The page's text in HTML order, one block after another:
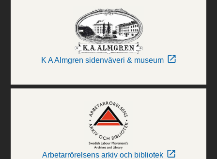
K A Almgren sidenväveri & museum
Arbetarrörelsens arkiv och bibliotek